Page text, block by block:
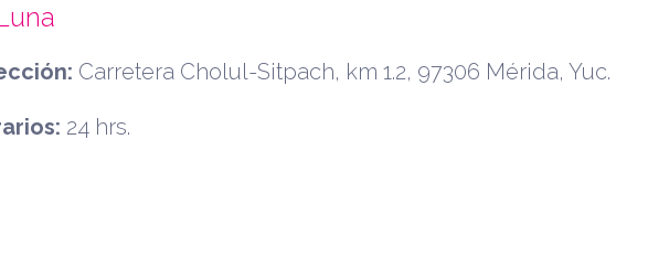
Carretera Cholul-Sitpach, km 1.2, 97306 Mérida, Yuc.
24 hrs.